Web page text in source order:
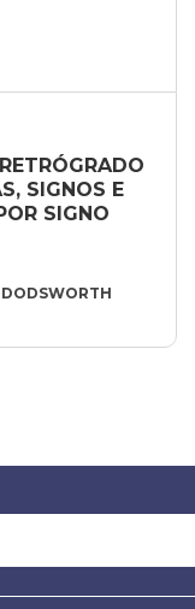
SIGNOS E
SIGNO
DODSWORTH